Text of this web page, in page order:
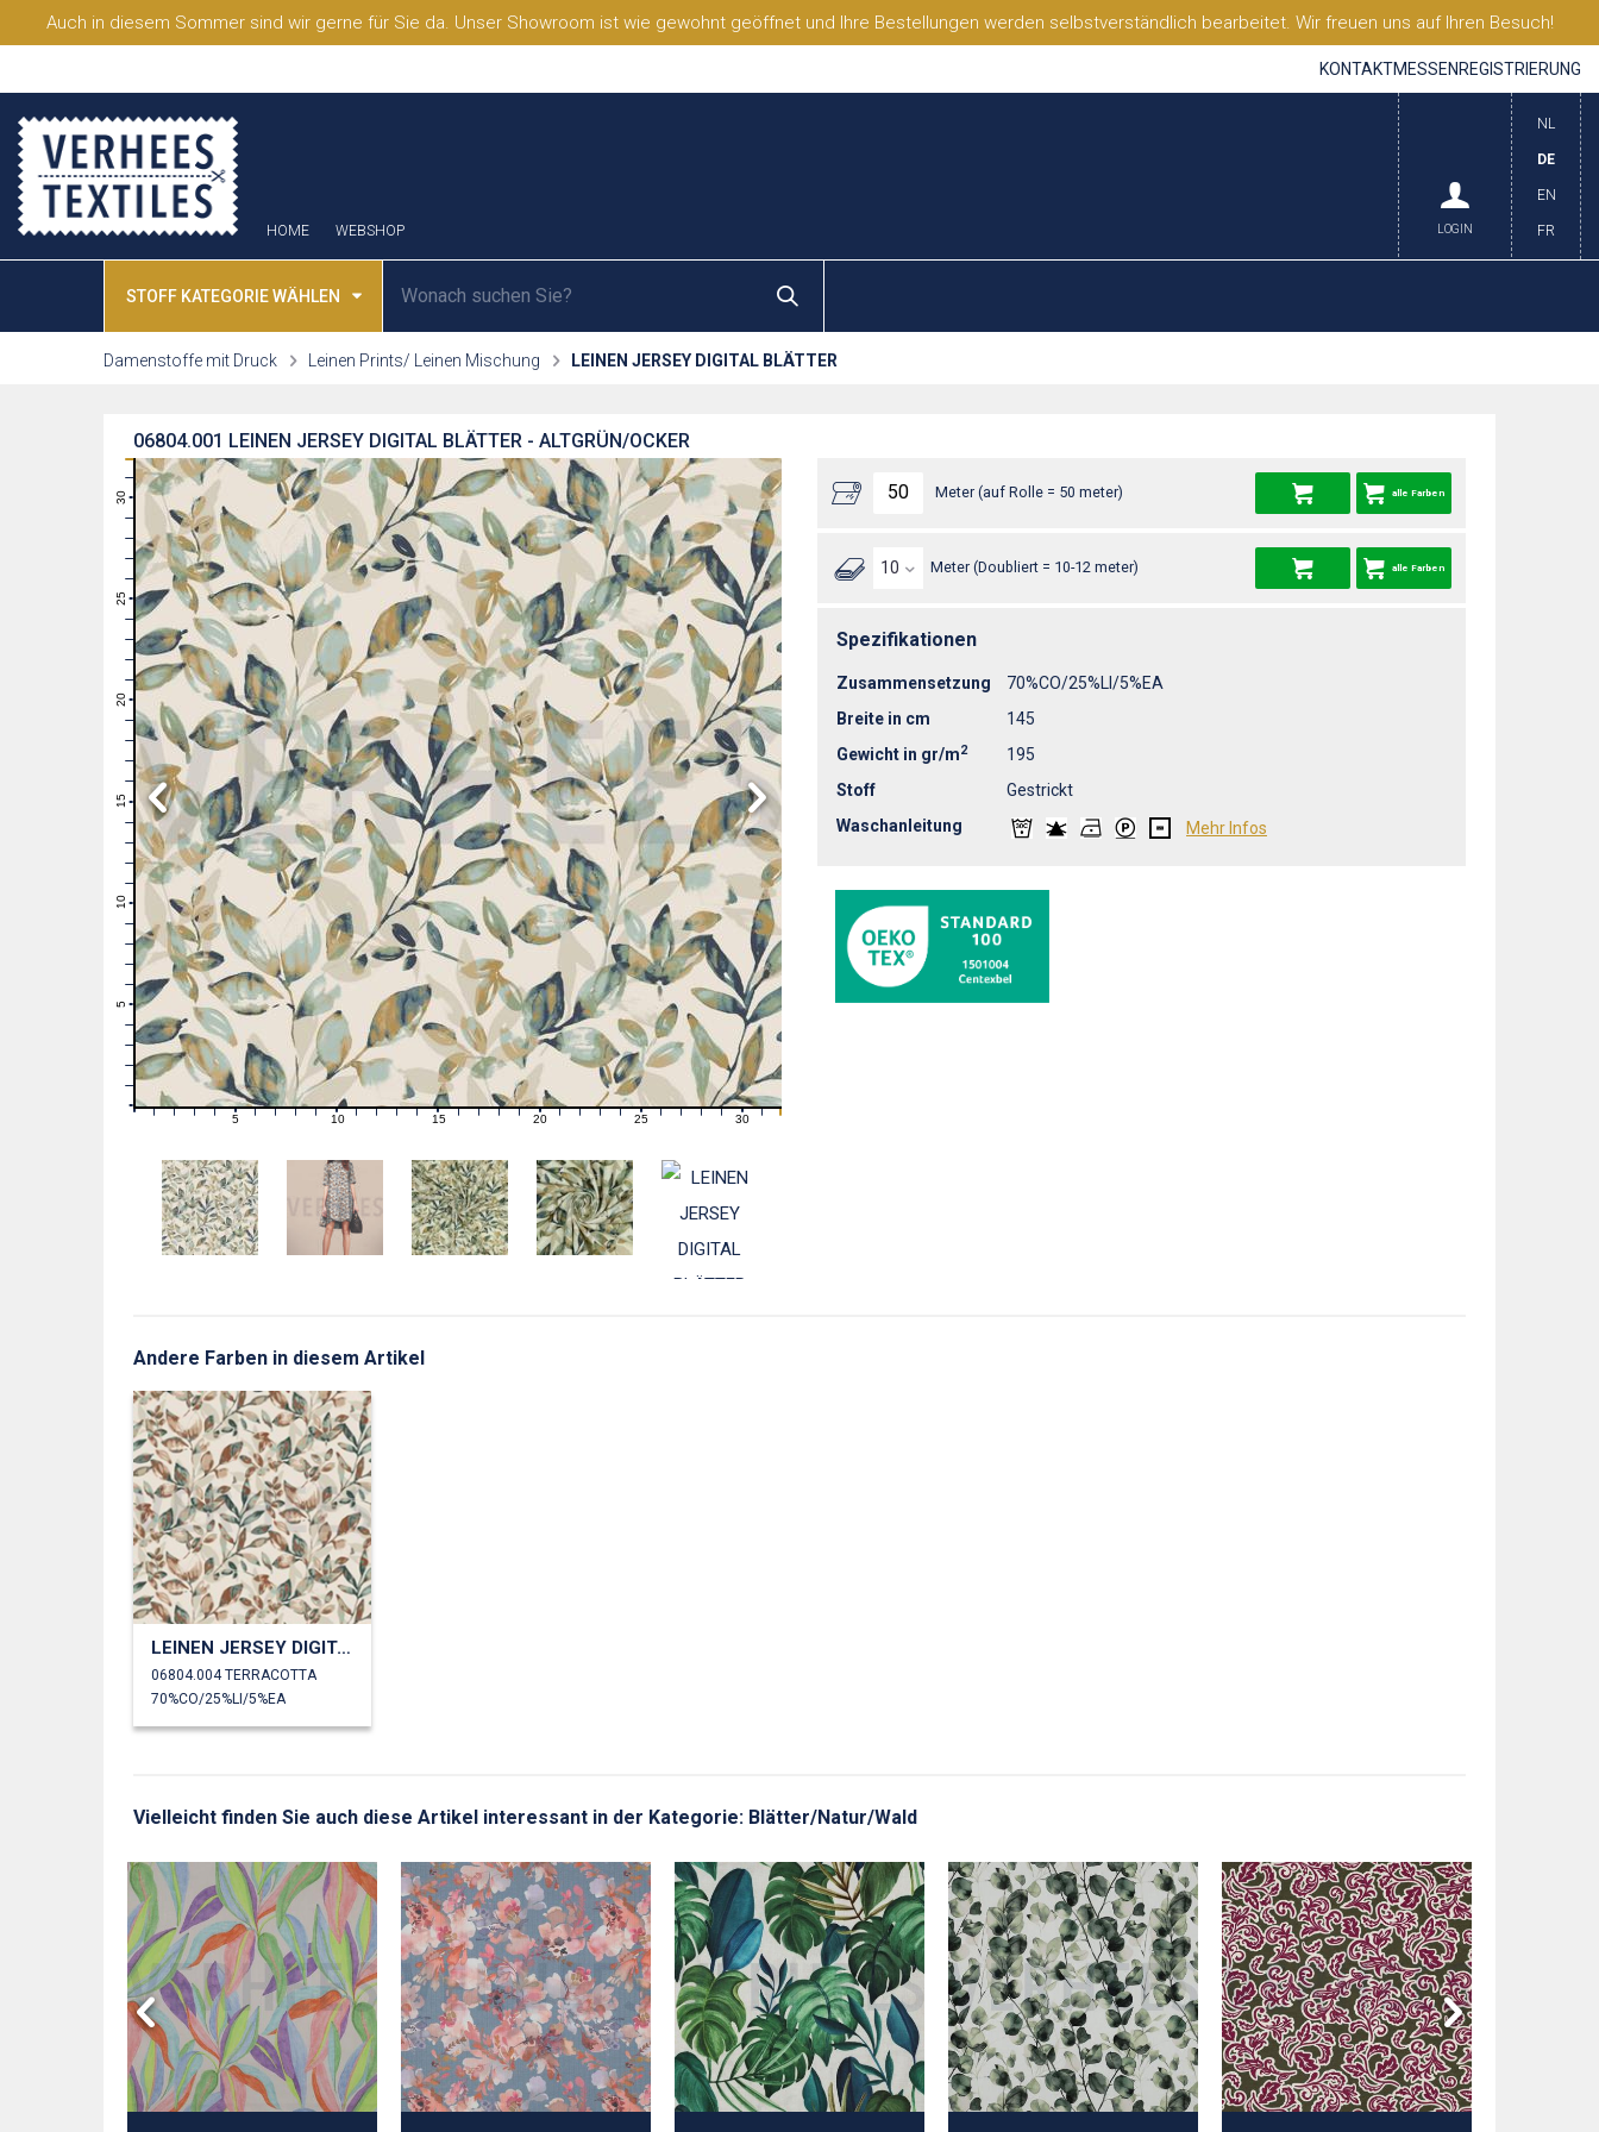
Auch in diesem Sommer sind wir gerne für Sie da. Unser Showroom ist wie gewohnt geöffnet und Ihre Bestellungen werden selbstverständlich bearbeitet. Wir freuen uns auf Ihren Besuch!
KONTAKTMESSEN REGISTRIERUNG
HOME WEBSHOP
NL
DE
EN
FR
LOGIN
STOFF KATEGORIE WÄHLEN
Damenstoffe mit Druck Leinen Prints/ Leinen Mischung LEINEN JERSEY DIGITAL BLÄTTER
LEINEN JERSEY DIGITAL BLÄTTER - ALTGRÜN/OCKER
06804.001
1
3
6
7
10
11
12
13
14
15
16
17
18
19
20
21
22
23
24
25
26
27
28
29
30
31
0 1 2 3 4 5 6 7 8 9 10 11 12 13 14 15 16 17 18 19 20 21 22 23 24 25 26 27 28 29 30 31
Meter (auf Rolle = 50 meter) alle Farben
Meter (Doubliert = 10-12 meter) alle Farben
Spezifikationen
Zusammensetzung
70%CO/25%LI/5%EA
Breite in cm
145
Gewicht in gr/m2
195
Stoff
Gestrickt
Waschanleitung
Mehr Infos
Andere Farben in diesem Artikel
LEINEN JERSEY DIGITAL BLÄTTER
06804.004 TERRACOTTA
70%CO/25%LI/5%EA
Vielleicht finden Sie auch diese Artikel interessant in der Kategorie: Blätter/Natur/Wald